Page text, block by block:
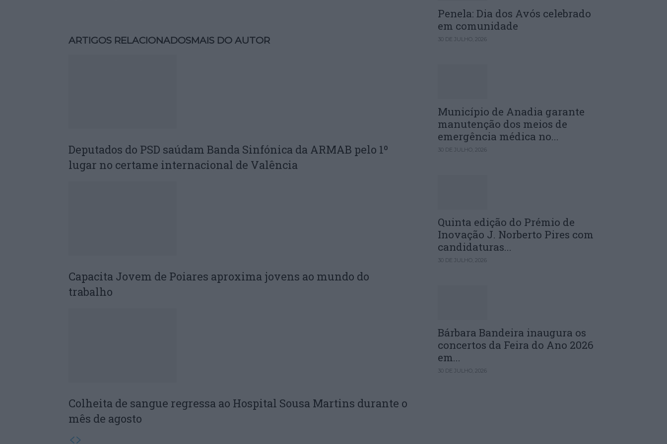
ARTIGOS RELACIONADOSMAIS DO AUTOR
Deputados do PSD saúdam Banda Sinfónica da ARMAB pelo 1º
lugar no certame internacional de Valência
Capacita Jovem de Poiares aproxima jovens ao mundo do
trabalho
Colheita de sangue regressa ao Hospital Sousa Martins durante o
mês de agosto
Penela: Dia dos Avós celebrado
em comunidade
30 DE JULHO, 2026
Município de Anadia garante
manutenção dos meios de
emergência médica no...
30 DE JULHO, 2026
Quinta edição do Prémio de
Inovação J. Norberto Pires com
candidaturas...
30 DE JULHO, 2026
Bárbara Bandeira inaugura os
concertos da Feira do Ano 2026
em...
30 DE JULHO, 2026